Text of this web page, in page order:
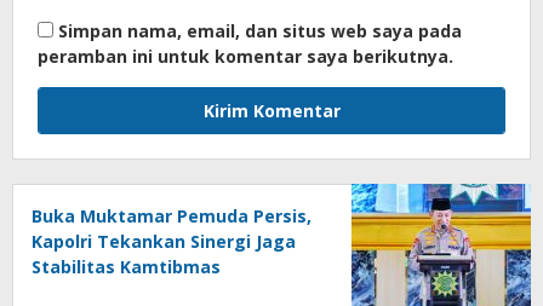
Simpan nama, email, dan situs web saya pada
peramban ini untuk komentar saya berikutnya.
Buka Muktamar Pemuda Persis,
Kapolri Tekankan Sinergi Jaga
Stabilitas Kamtibmas